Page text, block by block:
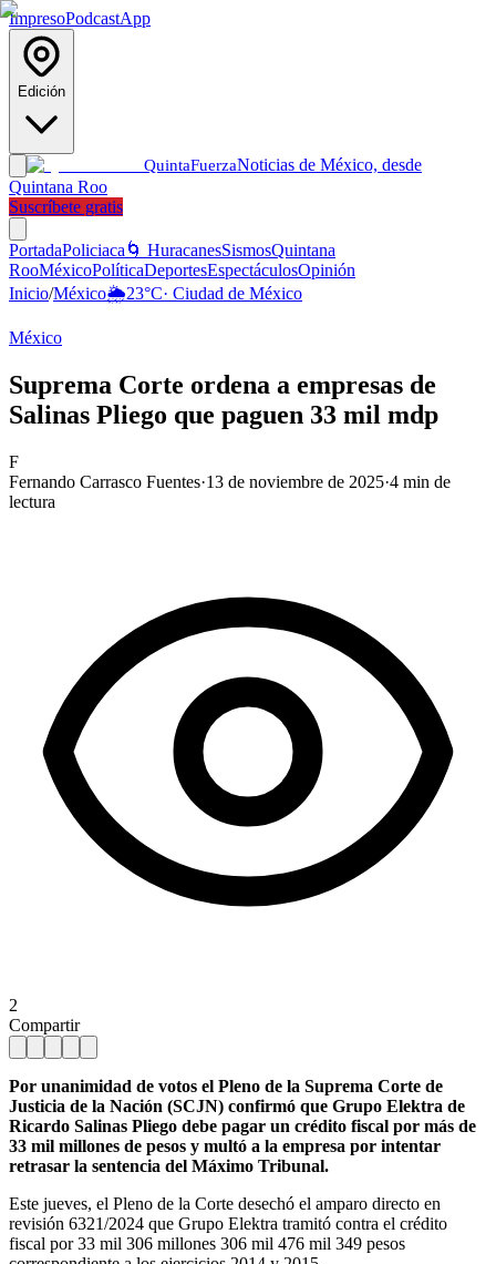
ImpresoPodcastApp
Edición
QuintaFuerzaNoticias de México, desde
Quintana Roo
Suscríbete gratis
PortadaPoliciaca 🌀 HuracanesSismosQuintana
RooMéxicoPolíticaDeportesEspectáculosOpinión
Inicio/México🌦️23°C· Ciudad de México
México
Suprema Corte ordena a empresas de
Salinas Pliego que paguen 33 mil mdp
F
Fernando Carrasco Fuentes·13 de noviembre de 2025·4 min de
lectura
2
Compartir
Por unanimidad de votos el Pleno de la Suprema Corte de
Justicia de la Nación (SCJN) confirmó que Grupo Elektra de
Ricardo Salinas Pliego debe pagar un crédito fiscal por más de
33 mil millones de pesos y multó a la empresa por intentar
retrasar la sentencia del Máximo Tribunal.
Este jueves, el Pleno de la Corte desechó el amparo directo en
revisión 6321/2024 que Grupo Elektra tramitó contra el crédito
fiscal por 33 mil 306 millones 306 mil 476 mil 349 pesos